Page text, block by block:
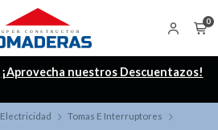
0
¡Aprovecha nuestros Descuentazos!
Electricidad
Tomas E Interruptores